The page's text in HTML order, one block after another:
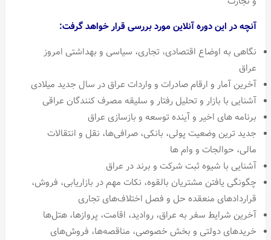
آنچه در این دوره آنلاین مورد بررسی قرار خواهد گرفت:
نگاهی به اوضاع اقتصادی، تجاری، سیاسی و بهداشتی امروز
عراق
آخرین آمار و ارقام صادرات و واردات عراق در سال جدید میلادی
آشنایی با بازار و تحلیل رفتار و سلیقه مصرف کنندگان عراقی
برنامه های اخیر و آینده توسعه و بازسازی عراق
جدید ترین وضعیت پولی، بانکی، صرافی‌ها، نقل و انتقالات
مالی، حوالجات و وام ها
آشنایی با شیوه ثبت شرکت و برند در عراق
چگونگی یافتن مشتریان بالقوه، نکات مهم در بازاریابی، فروش،
قراردادهای منعقده حل و فصل اختلاف‌های تجاری
آخرین شرایط سفر به عراق، روادید، اقامت، پروازها، هتل‌ها
خریدهای دولتی و بخش خصوصی، مناقصه‌ها، فروش‌های